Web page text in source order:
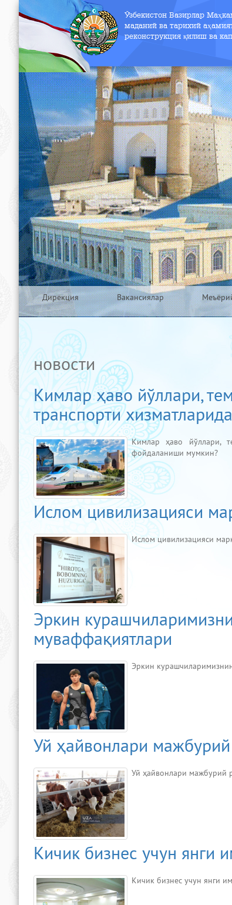
Ўзбекистон Вазирлар
маданий ва тарихий
реконструкция қилиш ва
Дирекция Вакансиялар
новости
Кимлар ҳаво йўллари,
транспорти
Кимлар ҳаво йўллари,
фойдаланиши мумкин?
Ислом цивилизацияси
Ислом цивилизацияси
Эркин
муваффақиятлари
Эркин
Уй ҳайвонлари мажбурий
Уй ҳайвонлари мажбурий
Кичик бизнес учун янги
Кичик бизнес учун янги